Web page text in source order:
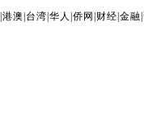
|港澳 台湾 |华人 |侨网 财经 |金融 |